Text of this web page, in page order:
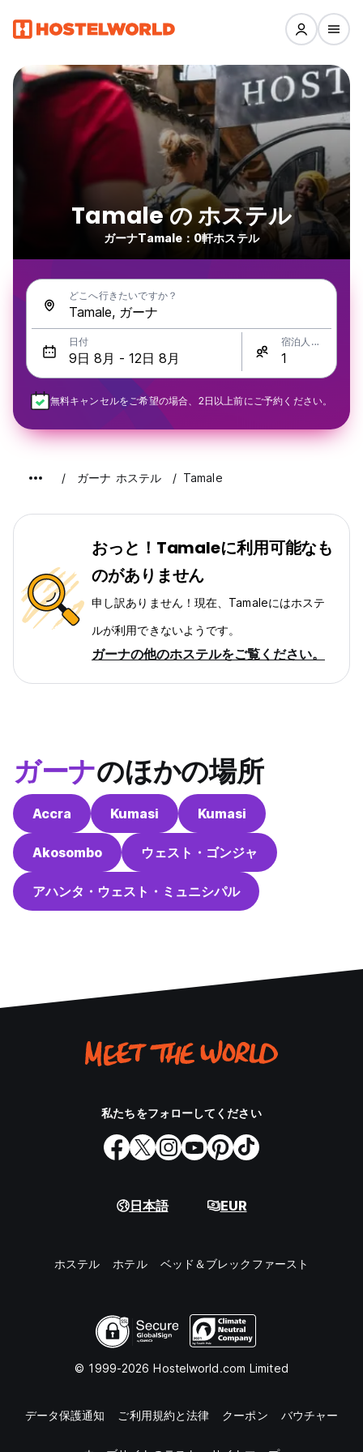
Tamale の ホステル
ガーナTamale：0軒ホステル
どこへ行きたいですか？
日付 宿泊人数
無料キャンセルをご希望の場合、2日以上前にご予約ください。
ガーナ ホステル Tamale
おっと！Tamaleに利用可能なも
のがありません
申し訳ありません！現在、Tamaleにはホステ
ルが利用できないようです。
ガーナの他のホステルをご覧ください。
ガーナのほかの場所
Accra Kumasi Kumasi
Akosombo ウェスト・ゴンジャ
アハンタ・ウェスト・ミュニシパル
私たちをフォローしてください
日本語 EUR
ホステル ホテル ベッド＆ブレックファースト
© 1999-2026 Hostelworld.com Limited
データ保護通知 ご利用規約と法律 クーポン バウチャー